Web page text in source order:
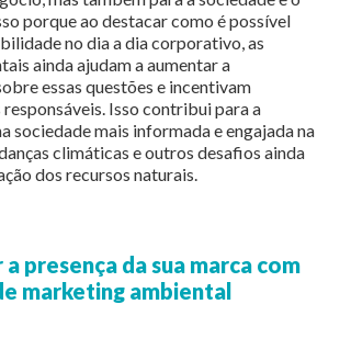
porque ao destacar como é possível
no dia a dia corporativo, as
ainda ajudam a aumentar a
essas questões e incentivam
Isso contribui para a
sociedade mais informada e engajada na
climáticas e outros desafios ainda
dos recursos naturais.
presença da sua marca com
marketing ambiental